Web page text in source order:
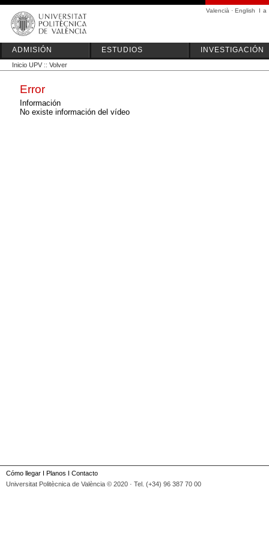
Valencià · English I a
ADMISIÓN ESTUDIOS INVESTIGACIÓN
Inicio UPV :: Volver
Error
Información
No existe información del vídeo
Cómo llegar I Planos I Contacto
Universitat Politècnica de València © 2020 · Tel. (+34) 96 387 70 00